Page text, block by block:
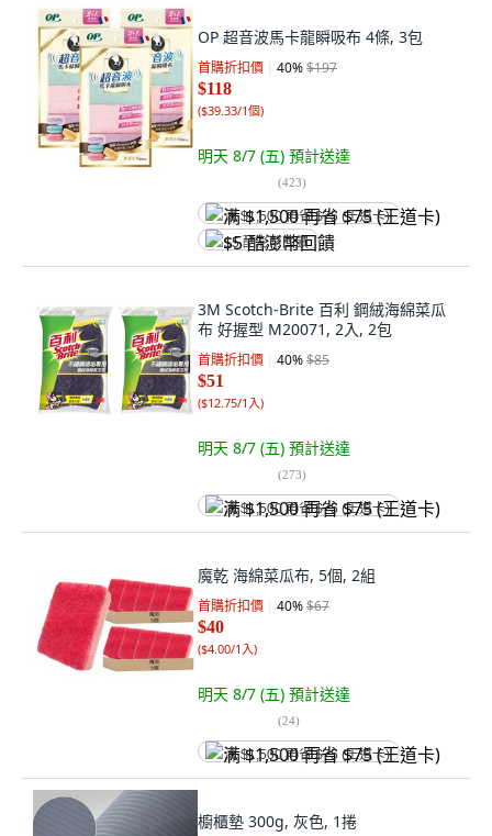
OP 超音波馬卡龍瞬吸布 4條, 3包
首購折扣價 40%$197
$118
($39.33/1個)
明天 8/7 (五) 預計送達
(423)
满 $1,500 再省 $75 (王道卡)
$5 酷澎幣回饋
3M Scotch-Brite 百利 鋼絨海綿菜瓜
布 好握型 M20071, 2入, 2包
首購折扣價 40%$85
$51
($12.75/1入)
明天 8/7 (五) 預計送達
(273)
满 $1,500 再省 $75 (王道卡)
魔乾 海綿菜瓜布, 5個, 2組
首購折扣價 40%$67
$40
($4.00/1入)
明天 8/7 (五) 預計送達
(24)
满 $1,500 再省 $75 (王道卡)
櫥櫃墊 300g, 灰色, 1捲